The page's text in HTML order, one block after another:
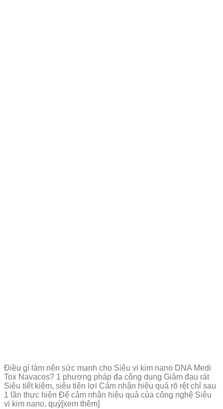
Điều gì làm nên sức mạnh cho Siêu vi kim nano DNA Medi
Tox Navacos? 1 phương pháp đa công dụng Giảm đau rát
Siêu tiết kiệm, siêu tiện lợi Cảm nhận hiệu quả rõ rệt chỉ sau
1 lần thực hiện Để cảm nhận hiệu quả của công nghệ Siêu
vi kim nano, quý[xem thêm]